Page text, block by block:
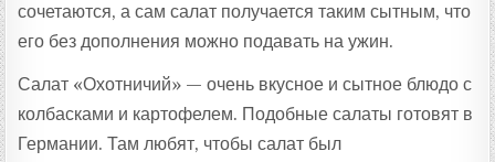
сочетаются, а сам салат получается таким сытным, что
его без дополнения можно подавать на ужин.
Салат «Охотничий» — очень вкусное и сытное блюдо с
колбасками и картофелем. Подобные салаты готовят в
Германии. Там любят, чтобы салат был